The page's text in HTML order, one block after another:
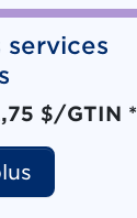
services
$/GTIN *